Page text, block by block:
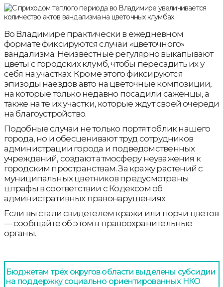
Во Владимире практически в ежедневном
формате фиксируются случаи «цветочного»
вандализма. Неизвестные регулярно выкапывают
цветы с городских клумб, чтобы пересадить их у
себя на участках. Кроме этого фиксируются
эпизоды наездов авто на цветочные композиции,
на которые только недавно посадили саженцы, а
также на те их участки, которые ждут своей очереди
на благоустройство.
Подобные случаи не только портят облик нашего
города, но и обесценивают труд сотрудников
администрации города и подведомственных
учреждений, создают атмосферу неуважения к
городским пространствам. За кражу растений с
муниципальных цветников предусмотрены
штрафы в соответствии с Кодексом об
административных правонарушениях.
Если вы стали свидетелем кражи или порчи цветов
— сообщайте об этом в правоохранительные
органы.
Бюджетам трёх округов области выделены субсидии
на поддержку социально ориентированных НКО